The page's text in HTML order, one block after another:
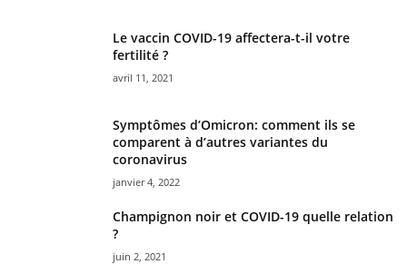
Le vaccin COVID-19 affectera-t-il votre
fertilité ?
avril 11, 2021
Symptômes d’Omicron: comment ils se
comparent à d’autres variantes du
coronavirus
janvier 4, 2022
Champignon noir et COVID-19 quelle relation
?
juin 2, 2021